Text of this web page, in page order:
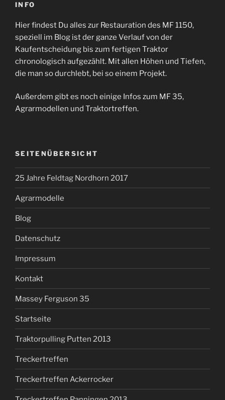
INFO
Hier findest Du alles zur Restauration des MF 1150,
speziell im Blog ist der ganze Verlauf von der
Kaufentscheidung bis zum fertigen Traktor
chronologisch aufgezählt. Mit allen Höhen und Tiefen,
die man so durchlebt, bei so einem Projekt.
Außerdem gibt es noch einige Infos zum MF 35,
Agrarmodellen und Traktortreffen.
SEITENÜBERSICHT
25 Jahre Feldtag Nordhorn 2017
Agrarmodelle
Blog
Datenschutz
Impressum
Kontakt
Massey Ferguson 35
Startseite
Traktorpulling Putten 2013
Treckertreffen
Treckertreffen Ackerrocker